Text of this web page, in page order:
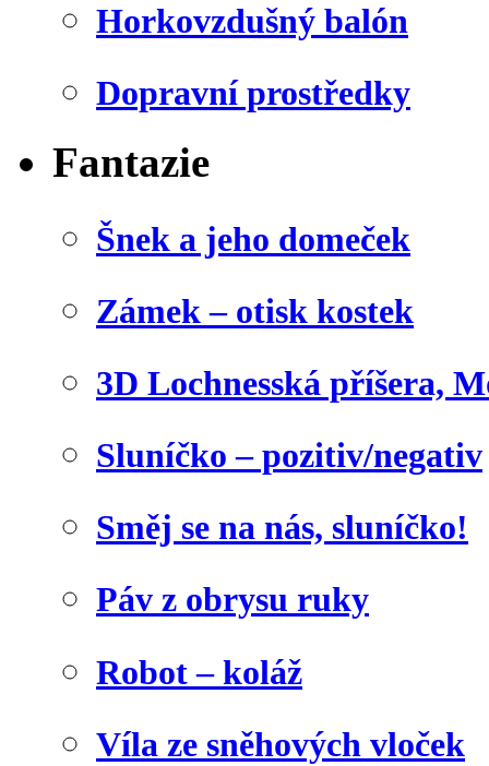
Horkovzdušný balón
Dopravní prostředky
Fantazie
Šnek a jeho domeček
Zámek – otisk kostek
3D Lochnesská příšera,
Sluníčko – pozitiv/negativ
Směj se na nás, sluníčko!
Páv z obrysu ruky
Robot – koláž
Víla ze sněhových vloček